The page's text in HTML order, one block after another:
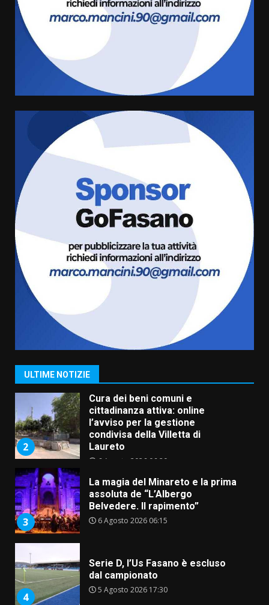
ULTIME NOTIZIE
Serie D, l’Us Fasano è escluso
dal campionato
Truffatori in azione nelle
frazioni fasanesi
5 Agosto 2026 11:03
Residenti di Savelletri scrivono
al Prefetto: “Noi cittadini di
serie B”
5 Agosto 2026 06:15
A Savelletri torna la Sagra del
Pesce Spada: appuntamento a
sabato 8 agosto
5 Agosto 2026 06:10
1
Grazia Neglia, coordinatrice
cittadina di Fratelli d’Italia,
pronta a tornare in Consiglio
2
Cura dei beni comuni e
cittadinanza attiva: online
l’avviso per la gestione
condivisa della Villetta di
Laureto
6 Agosto 2026 06:20
3
La magia del Minareto e la prima
assoluta de “L’Albergo
Belvedere. Il rapimento”
6 Agosto 2026 06:15
4
Serie D, l’Us Fasano è escluso
dal campionato
5 Agosto 2026 17:30